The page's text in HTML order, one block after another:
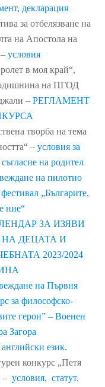
, декларация
за отбелязване на
на Апостола на
условия
в моя край“,
на ПГОД
– РЕГЛАМЕНТ
творба на тема
– условия за
на родител
на пилотно
„Българите,
ние“
ЗА ИЗЯВИ
ДЕЦАТА И
2023/2024
на Първия
за философско-
герои” – Военен
Загора
език.
конкурс „Петя
– условия, статут.